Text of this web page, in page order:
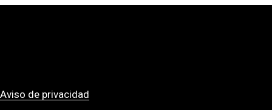
Aviso de privacidad